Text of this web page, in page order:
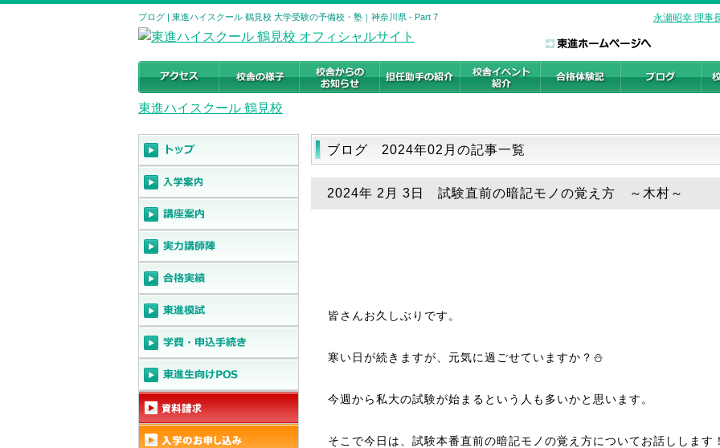
ブログ | 東進ハイスクール 鶴見校 大学受験の予備校・塾｜神奈川県 - Part 7 永瀬昭幸 理事
東進ハイスクール 鶴見校
ブログ 2024年02月の記事一覧
2024年 2月 3日 試験直前の暗記モノの覚え方 ～木村～
皆さんお久しぶりです。
寒い日が続きますが、元気に過ごせていますか？⛄
今週から私大の試験が始まるという人も多いかと思います。
そこで今日は、試験本番直前の暗記モノの覚え方についてお話しします